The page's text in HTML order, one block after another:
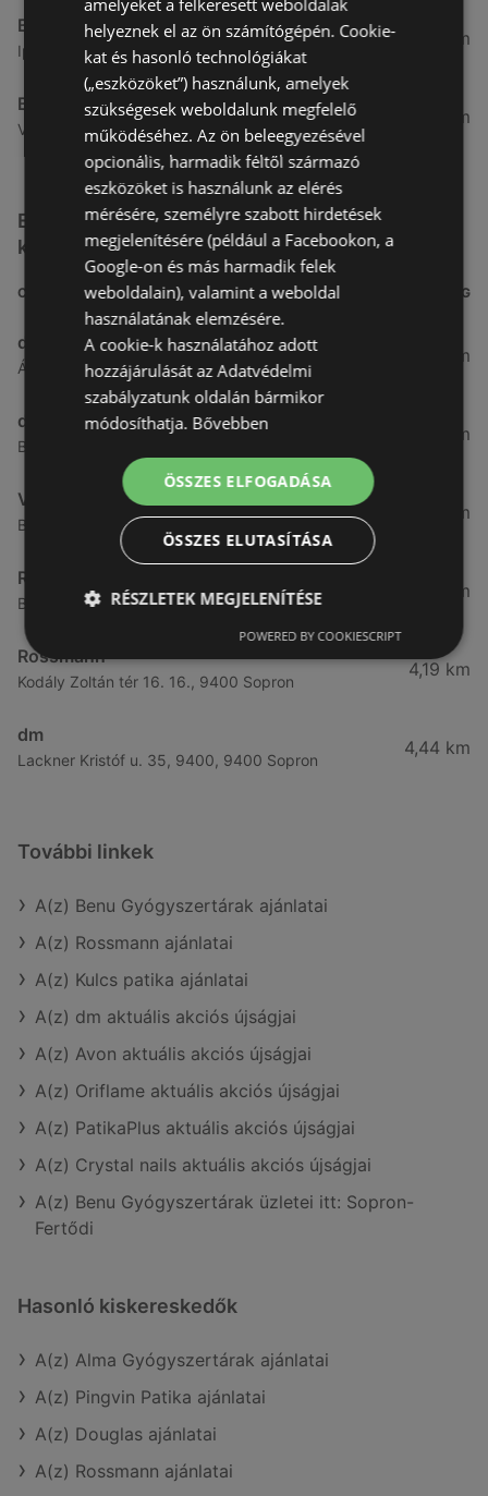
Benu Gyógyszertárak
Ipar Körút 30, 9400 Sopron
7,03 km
Benu Gyógyszertárak
Vasút Sor 1, 9432 Fertőd
26,99 km
Egyéb Kozmetikumok és Drogéria üzletek a
közelben
CÍM TÁVOLSÁG
dm
Ágfalvi út 4, 9400, 9400 Sopron
3,26 km
dm
Besenyő u. 23, 9400 Sopron
3,28 km
Vianni
Bánfalvi út 14., 9400 Sopron
3,57 km
Rossmann
Bánfalvi út 6-8., 9400 Sopron
3,83 km
Rossmann
Kodály Zoltán tér 16. 16., 9400 Sopron
4,19 km
dm
Lackner Kristóf u. 35, 9400, 9400 Sopron
4,44 km
További linkek
A(z) Benu Gyógyszertárak ajánlatai
A(z) Rossmann ajánlatai
A(z) Kulcs patika ajánlatai
A(z) dm aktuális akciós újságjai
A(z) Avon aktuális akciós újságjai
A(z) Oriflame aktuális akciós újságjai
A(z) PatikaPlus aktuális akciós újságjai
A(z) Crystal nails aktuális akciós újságjai
A(z) Benu Gyógyszertárak üzletei itt: Sopron-
Fertődi
Hasonló kiskereskedők
A(z) Alma Gyógyszertárak ajánlatai
A(z) Pingvin Patika ajánlatai
A(z) Douglas ajánlatai
A(z) Rossmann ajánlatai
amelyeket a felkeresett weboldalak
helyeznek el az ön számítógépén. Cookie-
kat és hasonló technológiákat
(„eszközöket”) használunk, amelyek
szükségesek weboldalunk megfelelő
működéséhez. Az ön beleegyezésével
opcionális, harmadik féltől származó
eszközöket is használunk az elérés
mérésére, személyre szabott hirdetések
megjelenítésére (például a Facebookon, a
Google-on és más harmadik felek
weboldalain), valamint a weboldal
használatának elemzésére.
A cookie-k használatához adott
hozzájárulását az Adatvédelmi
szabályzatunk oldalán bármikor
módosíthatja. Bővebben
ÖSSZES ELFOGADÁSA
ÖSSZES ELUTASÍTÁSA
RÉSZLETEK MEGJELENÍTÉSE
POWERED BY COOKIESCRIPT